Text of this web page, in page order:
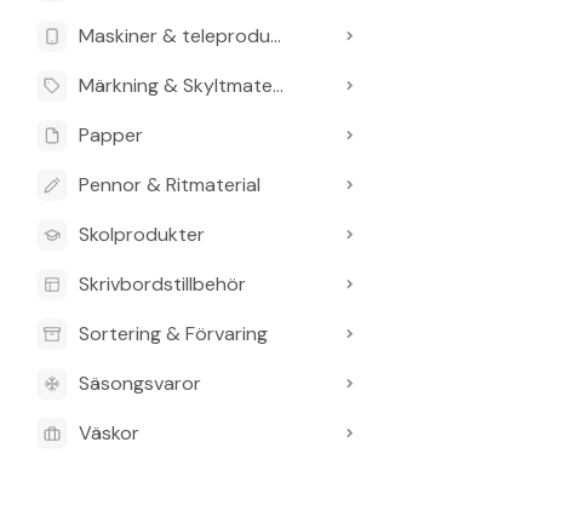
Maskiner & teleprodukter
Märkning & Skyltmaterial
Papper
Pennor & Ritmaterial
Skolprodukter
Skrivbordstillbehör
Sortering & Förvaring
Säsongsvaror
Väskor